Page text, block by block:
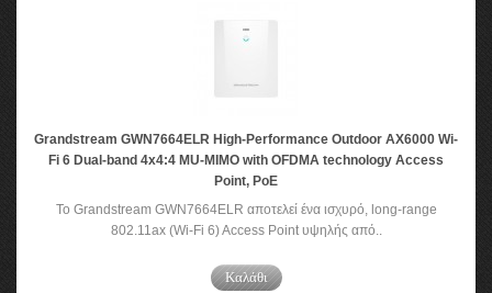
Grandstream GWN7664ELR High-Performance Outdoor AX6000 Wi-
Fi 6 Dual-band 4x4:4 MU-MIMO with OFDMA technology Access
Point, PoE
Το Grandstream GWN7664ELR αποτελεί ένα ισχυρό, long-range
802.11ax (Wi-Fi 6) Access Point υψηλής από..
Καλάθι